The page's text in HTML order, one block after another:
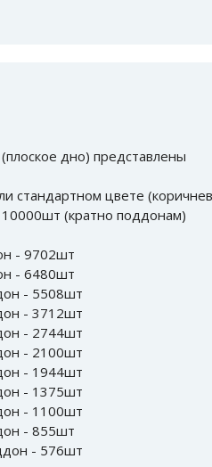
(плоское дно) представлены
стандартном цвете
(кратно поддонам)
- 9702шт
- 6480шт
- 5508шт
- 3712шт
- 2744шт
- 2100шт
- 1944шт
- 1375шт
- 1100шт
- 855шт
- 576шт